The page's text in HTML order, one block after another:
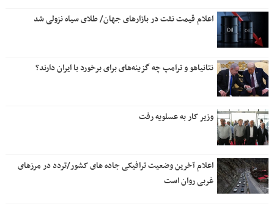
اعلام قیمت نفت در بازارهای جهان/ طلای سیاه نزولی شد
نتانیاهو و ترامپ چه گزینه‌های برای برخورد با ایران دارند؟
وزیر کار به عسلویه رفت
اعلام آخرین وضعیت ترافیکی جاده های کشور/تردد در مرزهای
غربی روان است